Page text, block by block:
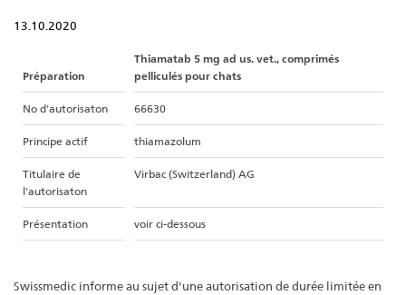
13.10.2020
Préparation
Thiamatab 5 mg ad us. vet., comprimés
pelliculés pour chats
No d'autorisaton 66630
Principe actif thiamazolum
Titulaire de
l'autorisaton
Virbac (Switzerland) AG
Présentation voir ci-dessous
Swissmedic informe au sujet d'une autorisation de durée limitée en